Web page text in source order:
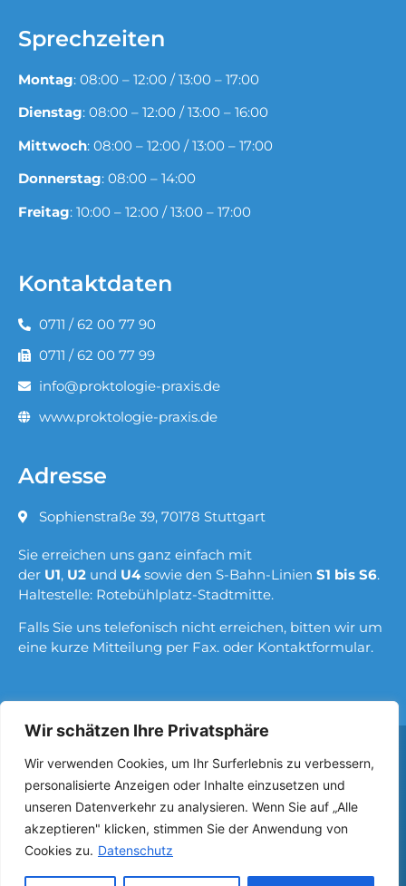
Wir schätzen Ihre Privatsphäre
Wir verwenden Cookies, um Ihr Surferlebnis zu verbessern,
personalisierte Anzeigen oder Inhalte einzusetzen und
unseren Datenverkehr zu analysieren. Wenn Sie auf „Alle
akzeptieren" klicken, stimmen Sie der Anwendung von
Cookies zu. Datenschutz
Sprechzeiten
Montag: 08:00 – 12:00 / 13:00 – 17:00
Dienstag: 08:00 – 12:00 / 13:00 – 16:00
Mittwoch: 08:00 – 12:00 / 13:00 – 17:00
Donnerstag: 08:00 – 14:00
Freitag: 10:00 – 12:00 / 13:00 – 17:00
Kontaktdaten
0711 / 62 00 77 90
0711 / 62 00 77 99
info@proktologie-praxis.de
www.proktologie-praxis.de
Adresse
Sophienstraße 39, 70178 Stuttgart
Sie erreichen uns ganz einfach mit
der U1, U2 und U4sowie den S-Bahn-Linien S1 bis S6.
Haltestelle: Rotebühlplatz-Stadtmitte.
Falls Sie uns telefonisch nicht erreichen, bitten wir um
eine kurze Mitteilung per Fax. oder Kontaktformular.
© 2023 |Proktologie ChirurgieAll Rights Reserved.
ImpressumDatenschutzHaftungsausschluss